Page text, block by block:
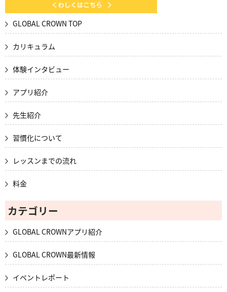
GLOBAL CROWN TOP
カリキュラム
体験インタビュー
アプリ紹介
先生紹介
習慣化について
レッスンまでの流れ
料金
カテゴリー
GLOBAL CROWNアプリ紹介
GLOBAL CROWN最新情報
イベントレポート